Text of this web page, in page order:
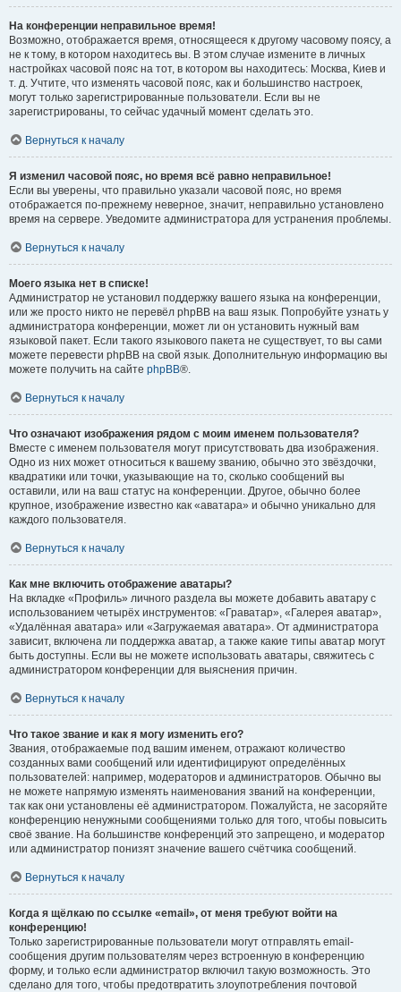
На конференции неправильное время!
Возможно, отображается время, относящееся к другому часовому поясу, а
не к тому, в котором находитесь вы. В этом случае измените в личных
настройках часовой пояс на тот, в котором вы находитесь: Москва, Киев и
т. д. Учтите, что изменять часовой пояс, как и большинство настроек,
могут только зарегистрированные пользователи. Если вы не
зарегистрированы, то сейчас удачный момент сделать это.
Вернуться к началу
Я изменил часовой пояс, но время всё равно неправильное!
Если вы уверены, что правильно указали часовой пояс, но время
отображается по-прежнему неверное, значит, неправильно установлено
время на сервере. Уведомите администратора для устранения проблемы.
Вернуться к началу
Моего языка нет в списке!
Администратор не установил поддержку вашего языка на конференции,
или же просто никто не перевёл phpBB на ваш язык. Попробуйте узнать у
администратора конференции, может ли он установить нужный вам
языковой пакет. Если такого языкового пакета не существует, то вы сами
можете перевести phpBB на свой язык. Дополнительную информацию вы
можете получить на сайте phpBB®.
Вернуться к началу
Что означают изображения рядом с моим именем пользователя?
Вместе с именем пользователя могут присутствовать два изображения.
Одно из них может относиться к вашему званию, обычно это звёздочки,
квадратики или точки, указывающие на то, сколько сообщений вы
оставили, или на ваш статус на конференции. Другое, обычно более
крупное, изображение известно как «аватара» и обычно уникально для
каждого пользователя.
Вернуться к началу
Как мне включить отображение аватары?
На вкладке «Профиль» личного раздела вы можете добавить аватару с
использованием четырёх инструментов: «Граватар», «Галерея аватар»,
«Удалённая аватара» или «Загружаемая аватара». От администратора
зависит, включена ли поддержка аватар, а также какие типы аватар могут
быть доступны. Если вы не можете использовать аватары, свяжитесь с
администратором конференции для выяснения причин.
Вернуться к началу
Что такое звание и как я могу изменить его?
Звания, отображаемые под вашим именем, отражают количество
созданных вами сообщений или идентифицируют определённых
пользователей: например, модераторов и администраторов. Обычно вы
не можете напрямую изменять наименования званий на конференции,
так как они установлены её администратором. Пожалуйста, не засоряйте
конференцию ненужными сообщениями только для того, чтобы повысить
своё звание. На большинстве конференций это запрещено, и модератор
или администратор понизят значение вашего счётчика сообщений.
Вернуться к началу
Когда я щёлкаю по ссылке «email», от меня требуют войти на
конференцию!
Только зарегистрированные пользователи могут отправлять email-
сообщения другим пользователям через встроенную в конференцию
форму, и только если администратор включил такую возможность. Это
сделано для того, чтобы предотвратить злоупотребления почтовой